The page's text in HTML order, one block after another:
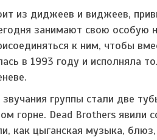
из диджеев и виджеев,
занимают свою особую
к ним, чтобы
в 1993 году и исполняла
группы стали две
горне. Dead Brothers
как цыганская музыка,